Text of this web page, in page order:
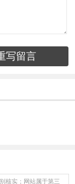
写留言
核实；网站属于第三